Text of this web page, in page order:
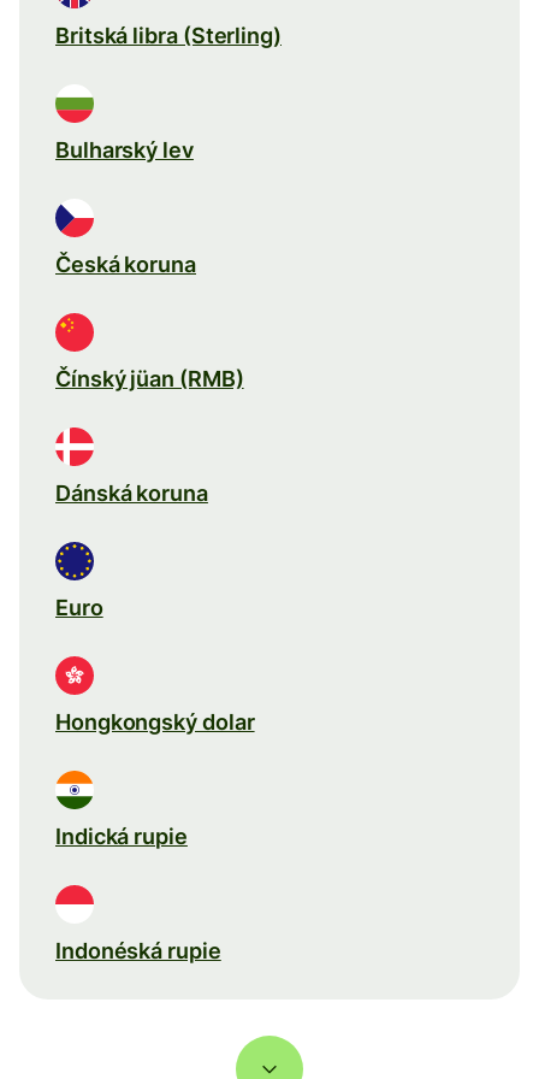
Britská libra (Sterling)
Bulharský lev
Česká koruna
Čínský jüan (RMB)
Dánská koruna
Euro
Hongkongský dolar
Indická rupie
Indonéská rupie